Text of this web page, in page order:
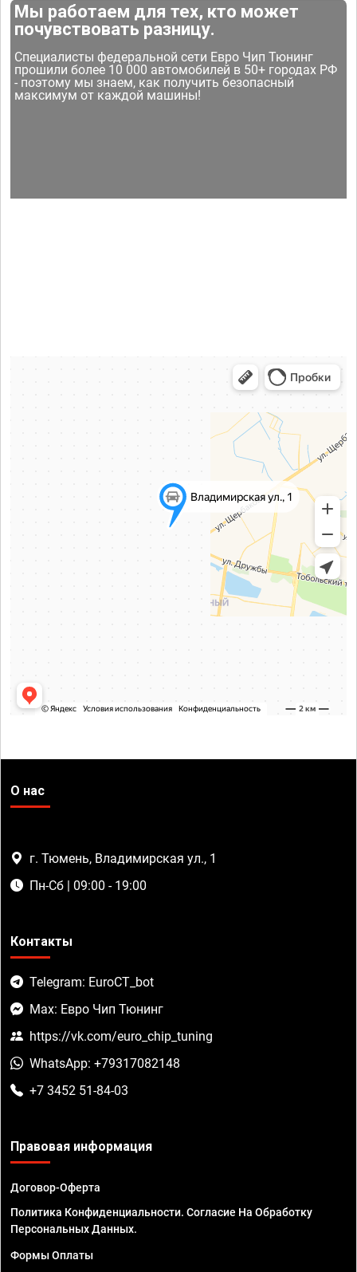
Мы работаем для тех, кто может
почувствовать разницу.
Специалисты федеральной сети Евро Чип Тюнинг
прошили более 10 000 автомобилей в 50+ городах РФ
- поэтому мы знаем, как получить безопасный
максимум от каждой машины!
О нас
г. Тюмень, Владимирская ул., 1
Пн-Сб | 09:00 - 19:00
Контакты
Telegram: EuroCT_bot
Max: Евро Чип Тюнинг
https://vk.com/euro_chip_tuning
WhatsApp: +79317082148
+7 3452 51-84-03
Правовая информация
Договор-Оферта
Политика Конфиденциальности. Согласие На Обработку
Персональных Данных.
Формы Оплаты